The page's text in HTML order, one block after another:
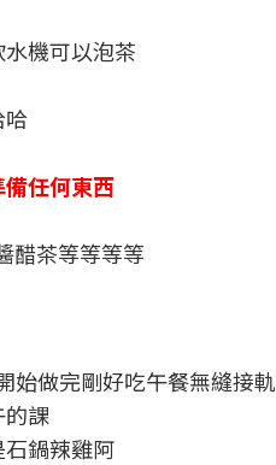
機可以泡茶
哈
任何東西
醋茶等等等等
始做完剛好吃午餐無縫接軌
課
鍋辣雞阿